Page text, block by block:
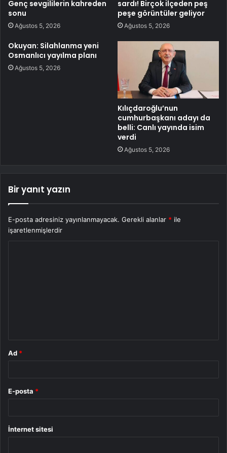
Genç sevgililerin kahreden
sonu
Ağustos 5, 2026
sardı! Birçok ilçeden peş
peşe görüntüler geliyor
Ağustos 5, 2026
Okuyan: Silahlanma yeni
Osmanlıcı yayılma planı
Ağustos 5, 2026
Kılıçdaroğlu’nun
cumhurbaşkanı adayı da
belli: Canlı yayında isim
verdi
Ağustos 5, 2026
Bir yanıt yazın
E-posta adresiniz yayınlanmayacak. Gerekli alanlar * ile
işaretlenmişlerdir
Ad *
E-posta *
İnternet sitesi